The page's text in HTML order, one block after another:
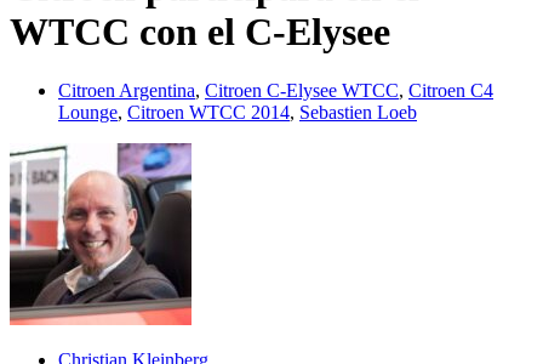
WTCC con el C-Elysee
Citroen Argentina, Citroen C-Elysee WTCC, Citroen C4
Lounge, Citroen WTCC 2014, Sebastien Loeb